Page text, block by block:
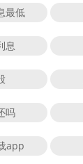
最低
息
吗
app